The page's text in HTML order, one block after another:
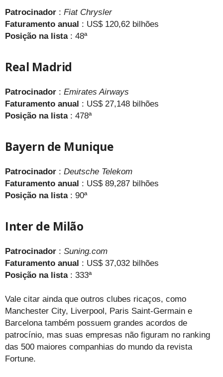
Patrocinador : Fiat Chrysler
Faturamento anual : US$ 120,62 bilhões
Posição na lista: 48ª
Real Madrid
Patrocinador : Emirates Airways
Faturamento anual : US$ 27,148 bilhões
Posição na lista: 478ª
Bayern de Munique
Patrocinador : Deutsche Telekom
Faturamento anual : US$ 89,287 bilhões
Posição na lista: 90ª
Inter de Milão
Patrocinador : Suning.com
Faturamento anual : US$ 37,032 bilhões
Posição na lista: 333ª
Vale citar ainda que outros clubes ricaços, como
Manchester City, Liverpool, Paris Saint-Germain e
Barcelona também possuem grandes acordos de
patrocínio, mas suas empresas não figuram no ranking
das 500 maiores companhias do mundo da revista
Fortune.